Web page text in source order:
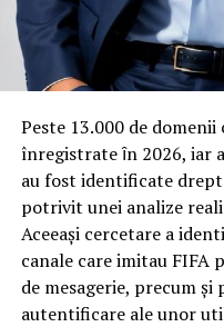
Rotația
materiale
Spre diferență de o
trece printr-un ciclu de
bagaje trase pe roți,
rezervări consecutive în
frecvență ridicată de
orice suprafață, iar
elemente afectate
patului și a ușii de acces.
Peste 13.000 de
înregistrate ȋn 2026, iar
au fost identificate drept
potrivit unei analize
Aceeași cercetare a
canale care imitau FIFA
de mesagerie, precum și
autentificare ale unor